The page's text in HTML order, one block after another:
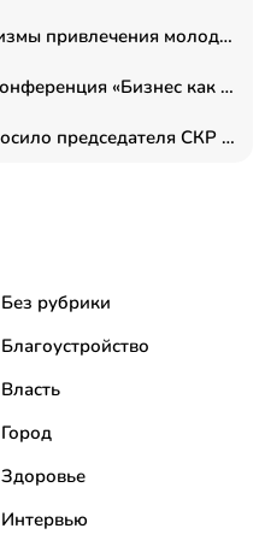
Эксперты обсудили механизмы привлечения молодых специалистов в промышленные города
Переговоры в рамке: как конференция «Бизнес как искусство» переформатирует деловой этикет в стенах ТПП РФ
Руководство «СВОИ» попросило председателя СКР дать правовую оценку обысков в тыловом штабе
Без рубрики
Благоустройство
Власть
Город
Здоровье
Интервью